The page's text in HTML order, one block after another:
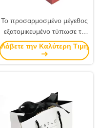
Το προσαρμοσμένο μέγεθος
εξατομικευμένο τύπωσε το
δώρο τοποθετεί το υλικό
ντυμένου εγγράφου σε
Λάβετε την Καλύτερη Τιμή